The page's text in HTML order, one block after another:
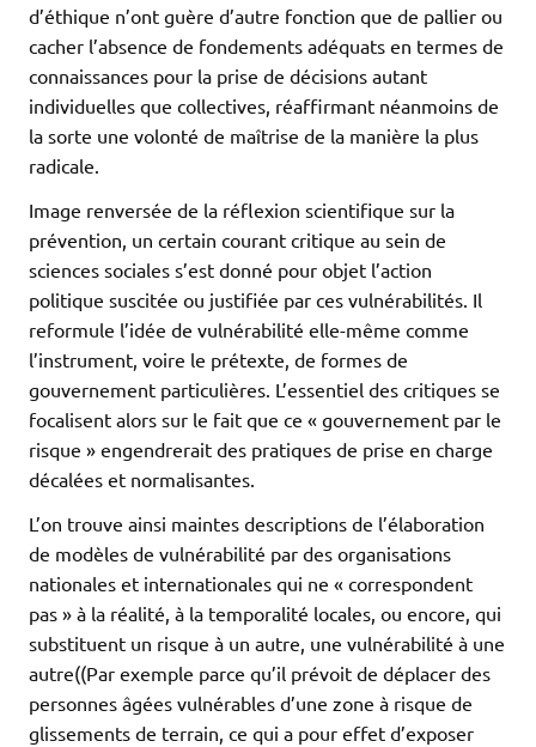
d’éthique n’ont guère d’autre fonction que de pallier ou
cacher l’absence de fondements adéquats en termes de
connaissances pour la prise de décisions autant
individuelles que collectives, réaffirmant néanmoins de
la sorte une volonté de maîtrise de la manière la plus
radicale.
Image renversée de la réflexion scientifique sur la
prévention, un certain courant critique au sein de
sciences sociales s’est donné pour objet l’action
politique suscitée ou justifiée par ces vulnérabilités. Il
reformule l’idée de vulnérabilité elle-même comme
l’instrument, voire le prétexte, de formes de
gouvernement particulières. L’essentiel des critiques se
focalisent alors sur le fait que ce « gouvernement par le
risque » engendrerait des pratiques de prise en charge
décalées et normalisantes.
L’on trouve ainsi maintes descriptions de l’élaboration
de modèles de vulnérabilité par des organisations
nationales et internationales qui ne « correspondent
pas » à la réalité, à la temporalité locales, ou encore, qui
substituent un risque à un autre, une vulnérabilité à une
autre((Par exemple parce qu’il prévoit de déplacer des
personnes âgées vulnérables d’une zone à risque de
glissements de terrain, ce qui a pour effet d’exposer